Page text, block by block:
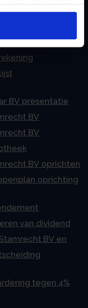
BV en
in de
BV presentatie
BV
BV
BV oprichten
oprichting
van dividend
BV en
tegen 4%